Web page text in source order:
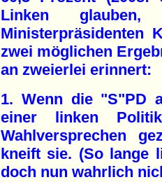
Linken
Ministerpräsidenten
zwei möglichen
an zweierlei erinnert:
1. Wenn die "S"PD
einer linken
Wahlversprechen
kneift sie. (So lange
doch nun wahrlich